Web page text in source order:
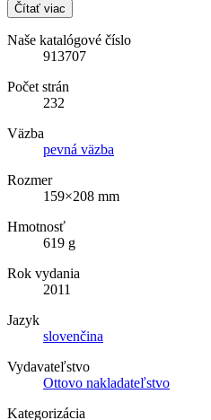
Čítať viac
Naše katalógové číslo
913707
Počet strán
232
Väzba
pevná väzba
Rozmer
159×208 mm
Hmotnosť
619 g
Rok vydania
2011
Jazyk
slovenčina
Vydavateľstvo
Ottovo nakladateľstvo
Kategorizácia